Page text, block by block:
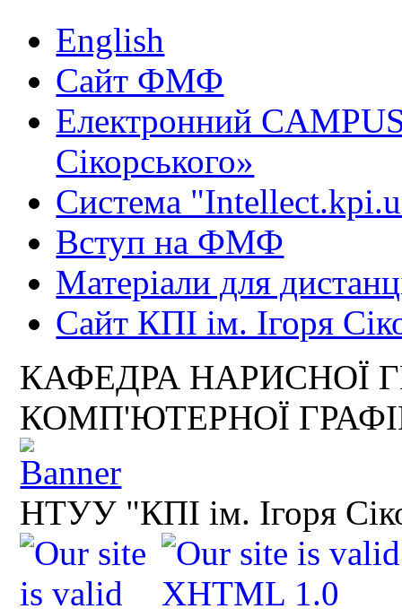
English
Сайт ФМФ
Електронний
Сікорського»
Система
Вступ на ФМФ
Матеріали для
Сайт КПІ ім. Ігоря
КАФЕДРА НАРИСНОЇ
КОМП'ЮТЕРНОЇ
НТУУ "КПІ ім. Ігоря